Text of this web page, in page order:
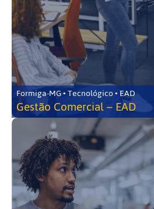
Formiga-MG • Tecnológico • EAD
Gestão Comercial – EAD